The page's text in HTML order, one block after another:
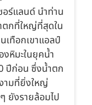
อร์แลนด์ นำท่าน
ตกที่ใหญ่ที่สุดใน
เทือกเขาแอลป์
งหิมะในยุคน้ำ
ปีก่อน ซึ่งน้ำตก
ามที่ยิ่งใหญ่
ยังรายล้อมไป